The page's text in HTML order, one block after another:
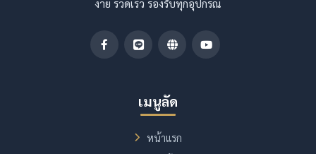
ง่าย รวดเร็ว รองรับทุกอุปกรณ์
เมนูลัด
หน้าแรก